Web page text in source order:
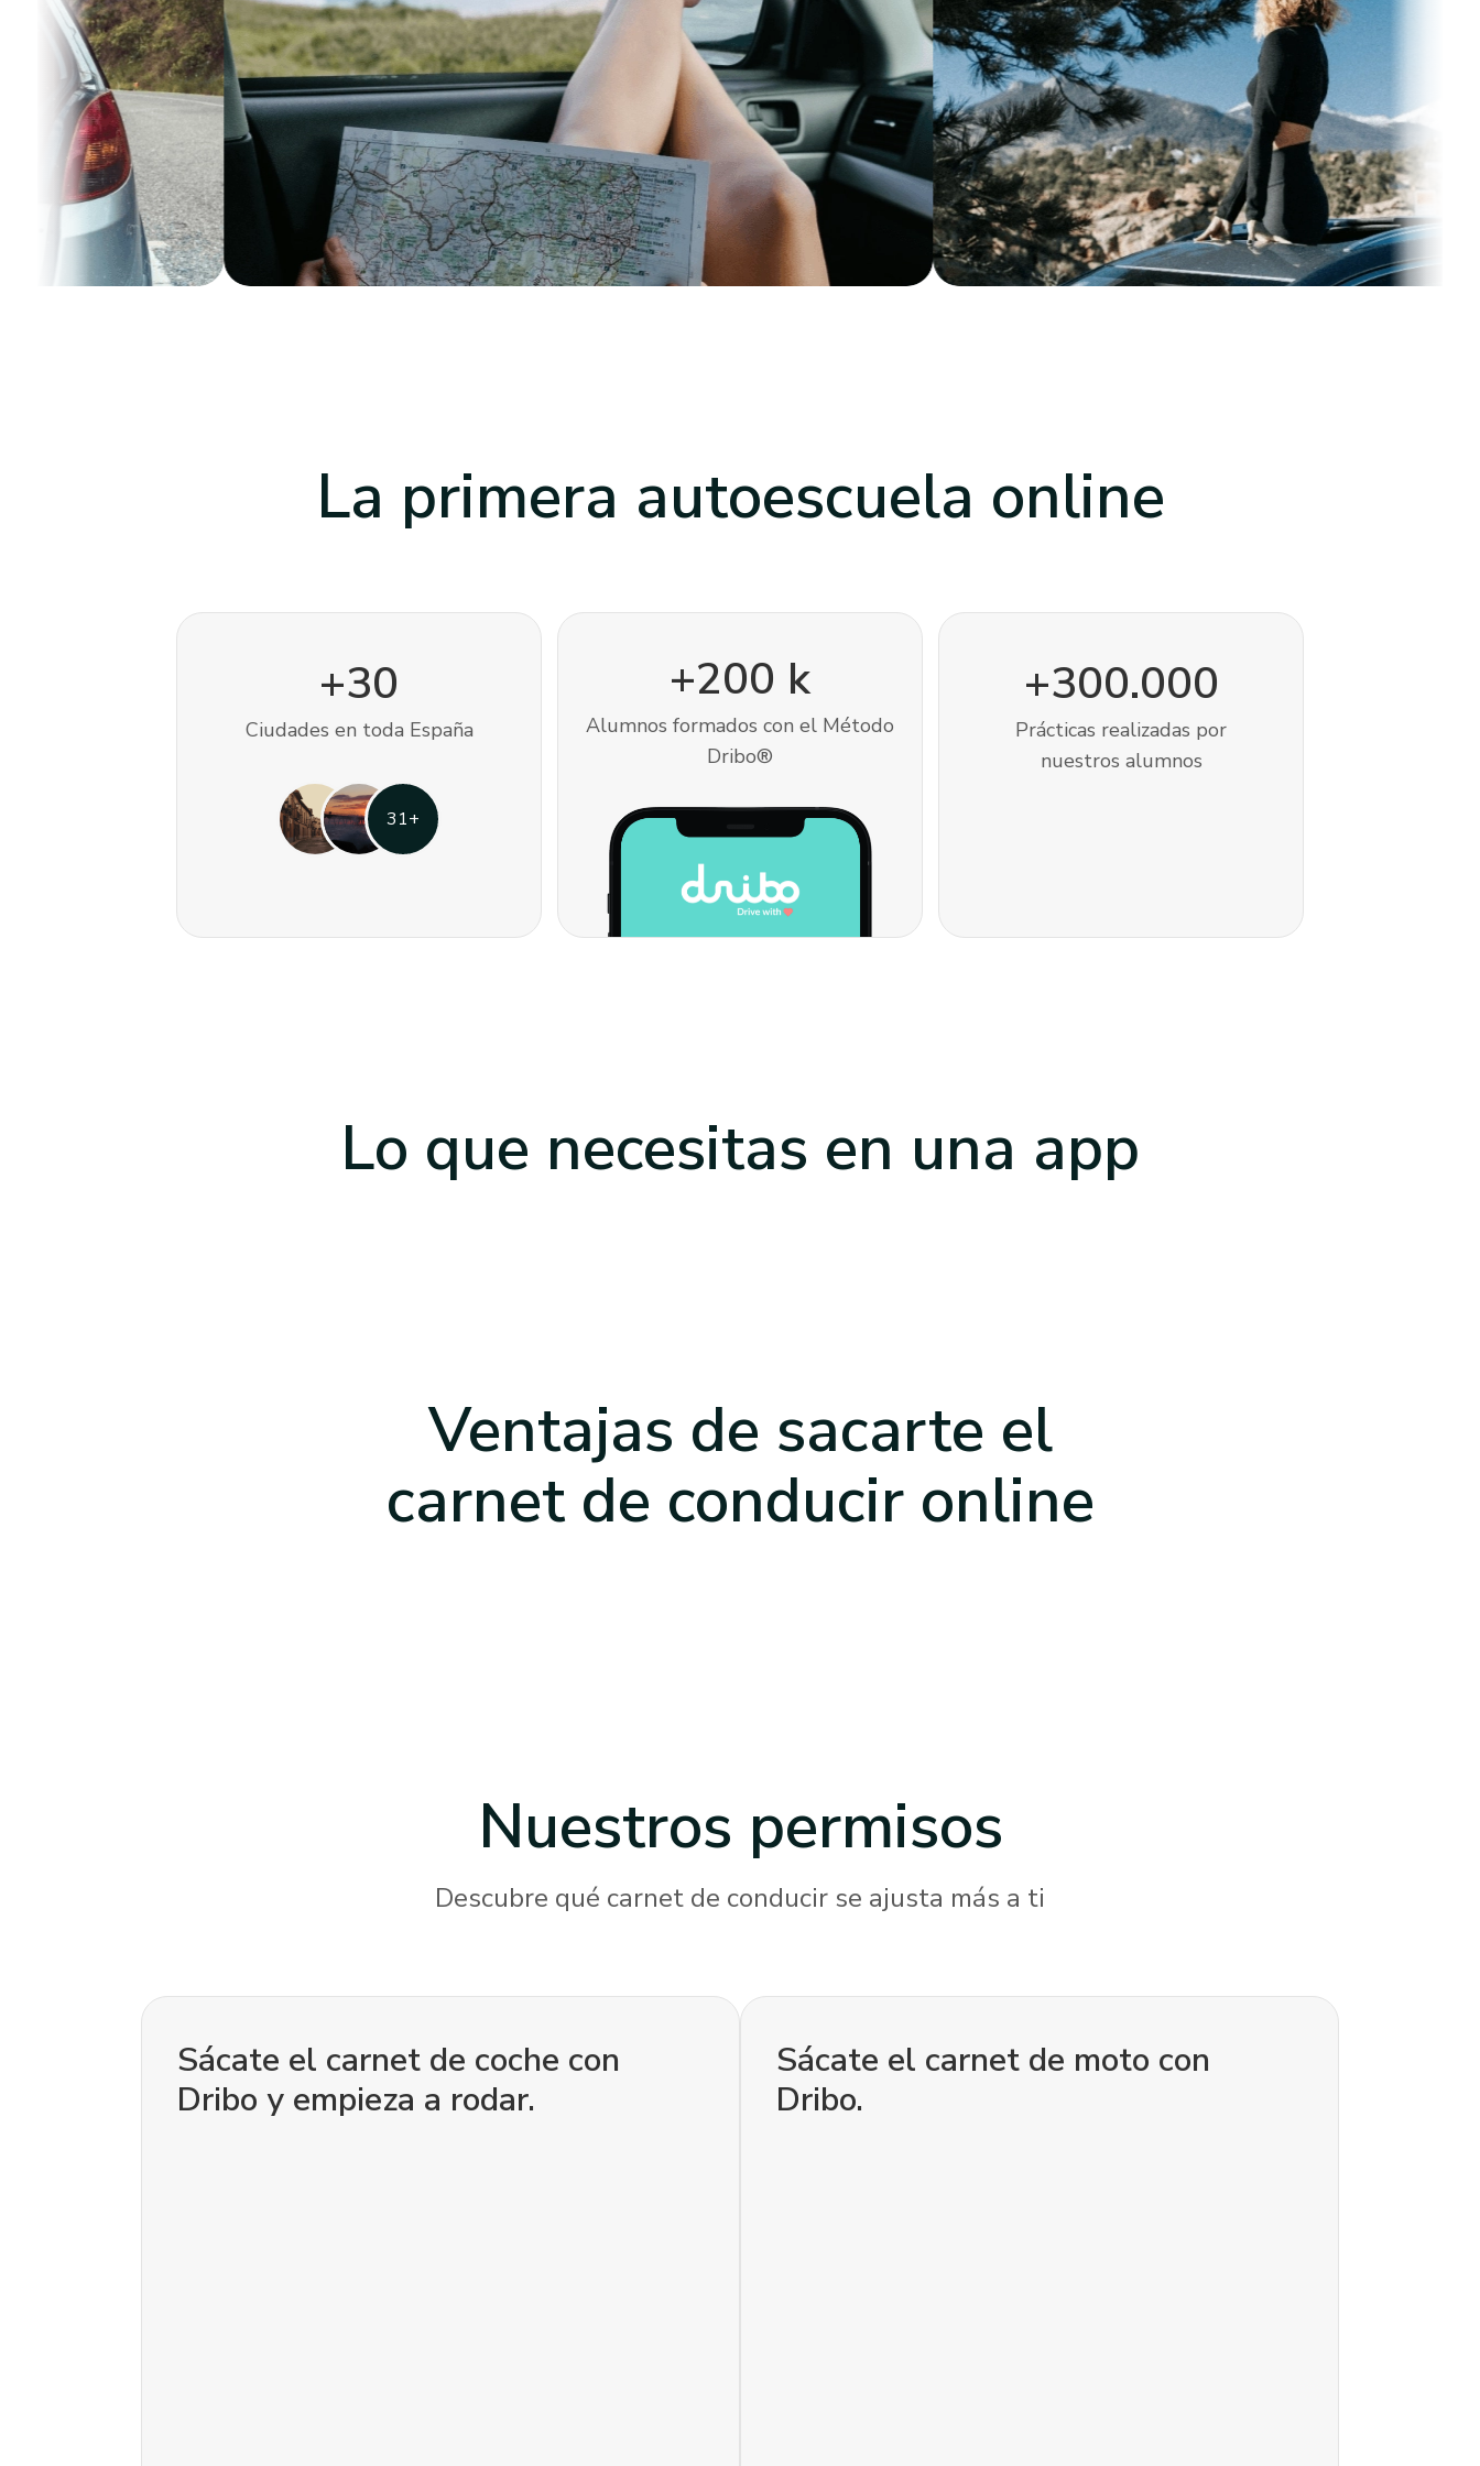
La primera autoescuela online
+30
Ciudades en toda España
31+
+200 k
Alumnos formados con el Método
Dribo®
+300.000
Prácticas realizadas por
nuestros alumnos
Lo que necesitas en una app
Ventajas de sacarte el
carnet de conducir online
Nuestros permisos
Descubre qué carnet de conducir se ajusta más a ti
Sácate el carnet de coche con
Dribo y empieza a rodar.
Sácate el carnet de moto con
Dribo.